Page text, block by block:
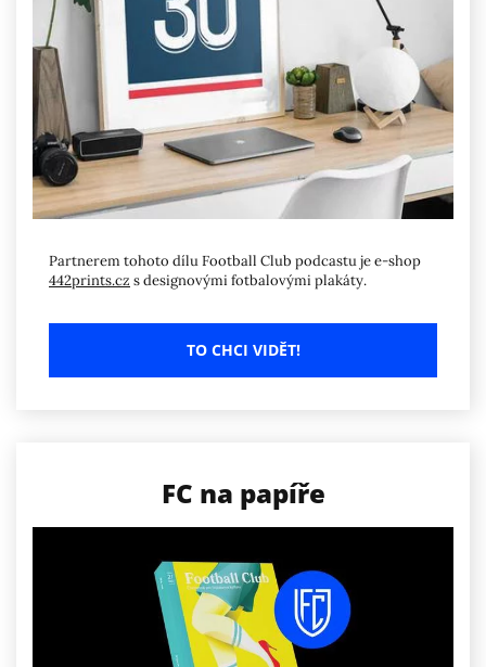
Partnerem tohoto dílu Football Club podcastu je e-shop
442prints.cz s designovými fotbalovými plakáty.
TO CHCI VIDĚT!
FC na papíře